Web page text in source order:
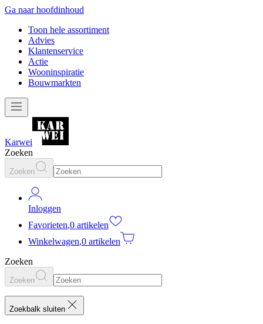
Ga naar hoofdinhoud
Toon hele assortiment
Advies
Klantenservice
Actie
Wooninspiratie
Bouwmarkten
Karwei
Zoeken
Zoeken
Inloggen
Favorieten,0 artikelen
Winkelwagen,0 artikelen
Zoeken
Zoeken
Zoekbalk sluiten